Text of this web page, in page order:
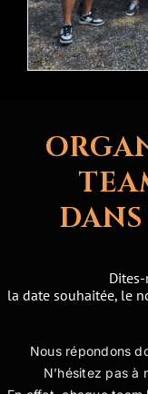
la date souhaitée, le
Nous répondons
N’hésitez pas à